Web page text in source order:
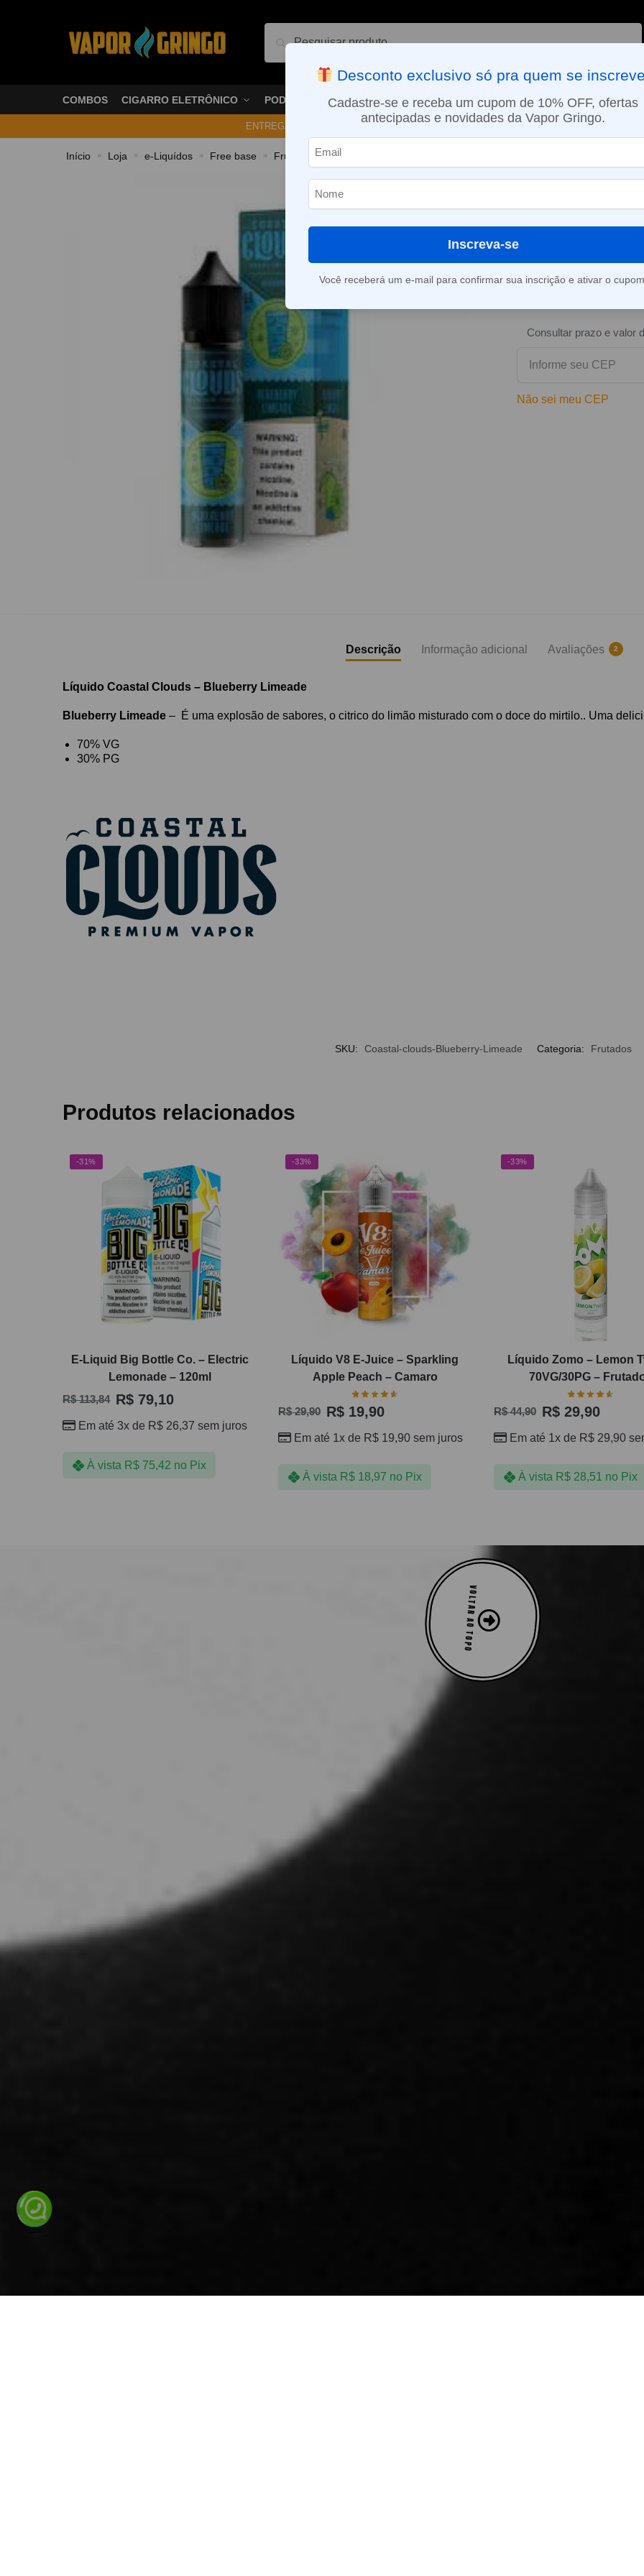
Pesquisar
COMBOS CIGARRO ELETRÔNICO PODS VAPORIZADOR DE ERVAS E-LIQUÍDOS NICOTINA ORAL
ENTREGA NO MESMO DIA EM SÃO PAULO (SEG A SEX): PEDIDOS APROVADOS ATÉ
Início » Loja » e-Liquídos » Free base » Frutados » Líquido Coastal Clouds – Blueberry Limeade
Líquido
Blueberry
Consultar prazo e valor
Não sei meu CEP
Descrição Informação adicional Avaliações 2
Líquido Coastal Clouds – Blueberry Limeade
Blueberry Limeade– É uma explosão de sabores, o citrico do limão misturado com o doce do mirtilo.. Uma
70% VG
30% PG
SKU: Coastal-clouds-Blueberry-Limeade Categoria: Frutados
Produtos relacionados
-31%
E-Liquid Big Bottle Co. – Electric
Lemonade – 120ml
R$113,84 R$ 79,10
Em até 3x de R$ 26,37 sem juros
À vista R$75,42 no Pix
-33%
Líquido V8 E-Juice – Sparkling
Apple Peach – Camaro
R$29,90 R$ 19,90
Em até 1x de R$ 19,90 sem juros
À vista R$18,97 no Pix
-33%
Líquido Zomo – Lemon
70VG/30PG –
R$44,90 R$29,90
Em até 1x de R$29,90
À vista R$28,51 no Pix
VOLTAR AO TOPO
Desconto exclusivo só pra quem se
Cadastre-se e receba um cupom de 10% OFF, ofertas
antecipadas e novidades da Vapor Gringo.
Inscreva-se
Você receberá um e-mail para confirmar sua inscrição e ativar o